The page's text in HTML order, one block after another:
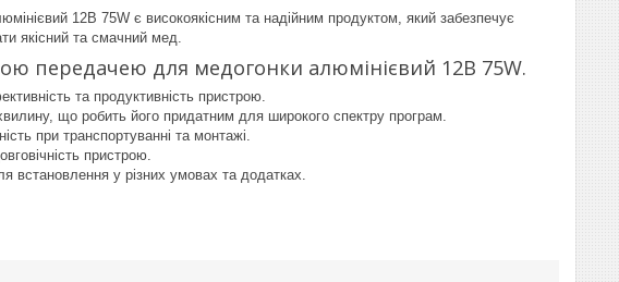
12В 75W є високоякісним та надійним продуктом, який забезпечує
якісний та смачний мед.
передачею для медогонки алюмінієвий 12В 75W.
та продуктивність пристрою.
що робить його придатним для широкого спектру програм.
при транспортуванні та монтажі.
пристрою.
у різних умовах та додатках.